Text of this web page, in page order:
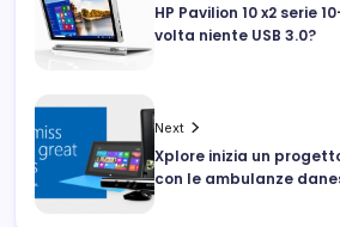
HP Pavilion 10 x2 serie
volta niente USB 3.0?
Next
Xplore inizia un
con le ambulanze